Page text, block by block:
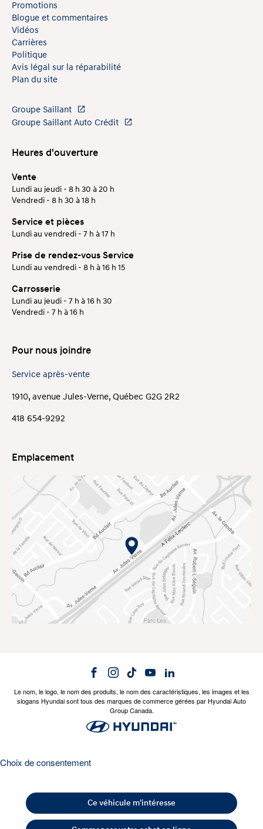
Ce véhicule m'intéresse
Promotions
Blogue et commentaires
Vidéos
Carrières
Politique
Avis légal sur la réparabilité
Plan du site
Groupe Saillant
Groupe Saillant Auto Crédit
Heures d'ouverture
Vente
Lundi au jeudi - 8 h 30 à 20 h
Vendredi - 8 h 30 à 18 h
Service et pièces
Lundi au vendredi - 7 h à 17 h
Prise de rendez-vous Service
Lundi au vendredi - 8 h à 16 h 15
Carrosserie
Lundi au jeudi - 7 h à 16 h 30
Vendredi - 7 h à 16 h
Pour nous joindre
Service après-vente
1910, avenue Jules-Verne, Québec G2G 2R2
418 654-9292
Emplacement
Le nom, le logo, le nom des produits, le nom des caractéristiques, les images et les
slogans Hyundai sont tous des marques de commerce gérées par Hyundai Auto
Group Canada.
Choix de consentement